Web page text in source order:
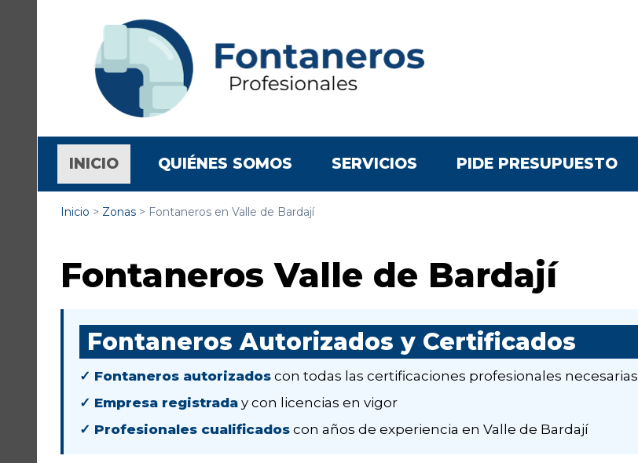
INICIO(CURRENT)
QUIÉNES SOMOS SERVICIOS PIDE PRESUPUESTO
Inicio > Zonas > Fontaneros en Valle de Bardají
Fontaneros Valle de Bardají
Fontaneros Autorizados y Certificados
✓ Fontaneros autorizados con todas las certificaciones profesionales necesarias
✓ Empresa registrada y con licencias en vigor
✓ Profesionales cualificados con años de experiencia en Valle de Bardají